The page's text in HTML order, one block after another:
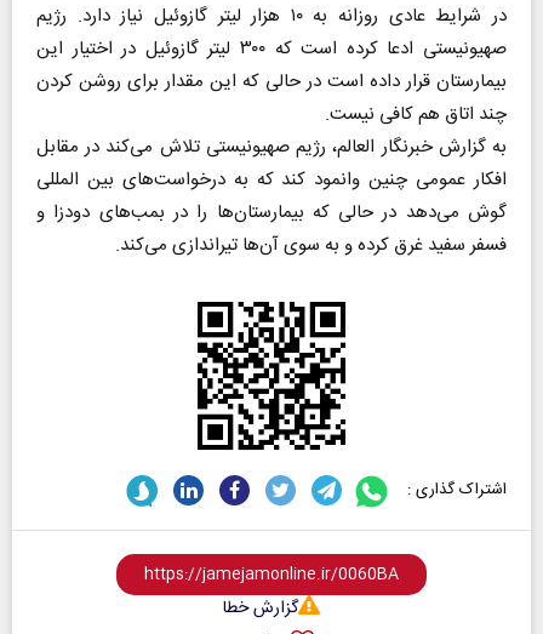
در شرایط عادی روزانه به ۱۰ هزار لیتر گازوئیل نیاز دارد. رژیم
صهیونیستی ادعا کرده است که ۳۰۰ لیتر گازوئیل در اختیار این
بیمارستان قرار داده است در حالی که این مقدار برای روشن کردن
چند اتاق هم کافی نیست.
به گزارش خبرنگار العالم، رژیم صهیونیستی تلاش می‌کند در مقابل
افکار عمومی چنین وانمود کند که به درخواست‌های بین المللی
گوش می‌دهد در حالی که بیمارستان‌ها را در بمب‌های دودزا و
فسفر سفید غرق کرده و به سوی آن‌ها تیراندازی می‌کند.
اشتراک گذاری :
گزارش خطا